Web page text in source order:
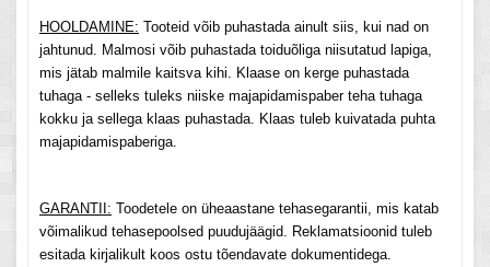
HOOLDAMINE: Tooteid võib puhastada ainult siis, kui nad on
jahtunud. Malmosi võib puhastada toiduõliga niisutatud lapiga,
mis jätab malmile kaitsva kihi. Klaase on kerge puhastada
tuhaga - selleks tuleks niiske majapidamispaber teha tuhaga
kokku ja sellega klaas puhastada. Klaas tuleb kuivatada puhta
majapidamispaberiga.
GARANTII: Toodetele on üheaastane tehasegarantii, mis katab
võimalikud tehasepoolsed puudujäägid. Reklamatsioonid tuleb
esitada kirjalikult koos ostu tõendavate dokumentidega.